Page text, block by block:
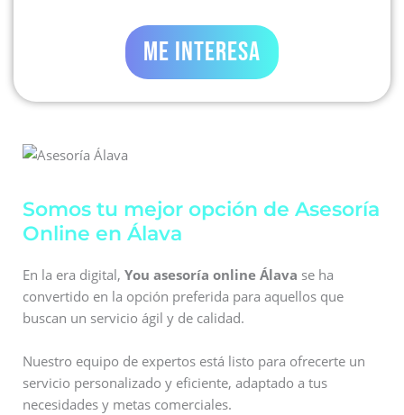
ME INTERESA
Somos tu mejor opción de Asesoría
Online en Álava
En la era digital, You asesoría online Álava se ha
convertido en la opción preferida para aquellos que
buscan un servicio ágil y de calidad.
Nuestro equipo de expertos está listo para ofrecerte un
servicio personalizado y eficiente, adaptado a tus
necesidades y metas comerciales.